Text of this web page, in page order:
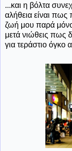
...και η βόλτα
αλήθεια είναι
ζωή μου παρά
μετά νιώθεις πως
για τεράστιο